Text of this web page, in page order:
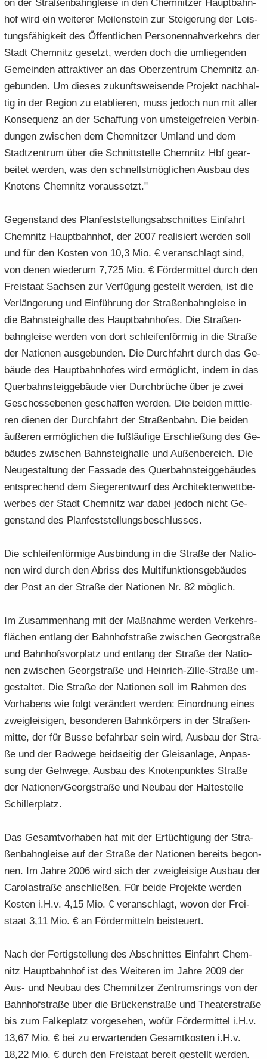
on der Stra­ßen­bahn­glei­se in den Chem­nit­zer Haupt­bahn­
hof wird ein wei­te­rer Mei­len­stein zur Stei­ge­rung der Leis­
tungs­fä­hig­keit des Öf­fent­li­chen Per­so­nen­nah­ver­kehrs der
Stadt Chem­nitz ge­setzt, wer­den doch die um­lie­gen­den
Ge­mein­den at­trak­ti­ver an das Ober­zen­trum Chem­nitz an­
ge­bun­den. Um die­ses zu­kunfts­wei­sen­de Pro­jekt nach­hal­
tig in der Re­gi­on zu eta­blie­ren, muss je­doch nun mit aller
Kon­se­quenz an der Schaf­fung von um­stei­ge­frei­en Ver­bin­
dun­gen zwi­schen dem Chem­nit­zer Um­land und dem
Stadt­zen­trum über die Schnitt­stel­le Chem­nitz Hbf ge­ar­
bei­tet wer­den, was den schnellst­mög­li­chen Aus­bau des
Kno­tens Chem­nitz vor­aus­setzt."
Ge­gen­stand des Plan­fest­stel­lungs­ab­schnit­tes Ein­fahrt
Chem­nitz Haupt­bahn­hof, der 2007 rea­li­siert wer­den soll
und für den Kos­ten von 10,3 Mio. € ver­an­schlagt sind,
von denen wie­der­um 7,725 Mio. € För­der­mit­tel durch den
Frei­staat Sach­sen zur Ver­fü­gung ge­stellt wer­den, ist die
Ver­län­ge­rung und Ein­füh­rung der Stra­ßen­bahn­glei­se in
die Bahn­steig­hal­le des Haupt­bahn­ho­fes. Die Stra­ßen­
bahn­glei­se wer­den von dort schlei­fen­för­mig in die Stra­ße
der Na­tio­nen aus­ge­bun­den. Die Durch­fahrt durch das Ge­
bäu­de des Haupt­bahn­ho­fes wird er­mög­licht, indem in das
Quer­bahn­steig­ge­bäu­de vier Durch­brü­che über je zwei
Ge­schoss­ebe­nen ge­schaf­fen wer­den. Die bei­den mitt­le­
ren die­nen der Durch­fahrt der Stra­ßen­bahn. Die bei­den
äu­ße­ren er­mög­li­chen die fuß­läu­fi­ge Er­schlie­ßung des Ge­
bäu­des zwi­schen Bahn­steig­hal­le und Au­ßen­be­reich. Die
Neu­ge­stal­tung der Fas­sa­de des Quer­bahn­steig­ge­bäu­des
ent­spre­chend dem Sie­ger­ent­wurf des Ar­chi­tek­ten­wett­be­
wer­bes der Stadt Chem­nitz war dabei je­doch nicht Ge­
gen­stand des Plan­fest­stel­lungs­be­schlus­ses.
Die schlei­fen­för­mi­ge Aus­bin­dung in die Stra­ße der Na­tio­
nen wird durch den Ab­riss des Mul­ti­funk­ti­ons­ge­bäu­des
der Post an der Stra­ße der Na­tio­nen Nr. 82 mög­lich.
Im Zu­sam­men­hang mit der Maß­nah­me wer­den Ver­kehrs­
flä­chen ent­lang der Bahn­hof­stra­ße zwi­schen Ge­org­stra­ße
und Bahn­hofs­vor­platz und ent­lang der Stra­ße der Na­tio­
nen zwi­schen Ge­org­stra­ße und Heinrich-​Zille-Straße um­
ge­stal­tet. Die Stra­ße der Na­tio­nen soll im Rah­men des
Vor­ha­bens wie folgt ver­än­dert wer­den: Ein­ord­nung eines
zwei­glei­si­gen, be­son­de­ren Bahn­kör­pers in der Stra­ßen­
mit­te, der für Busse be­fahr­bar sein wird, Aus­bau der Stra­
ße und der Rad­we­ge beid­sei­tig der Gleis­an­la­ge, An­pas­
sung der Geh­we­ge, Aus­bau des Kno­ten­punk­tes Stra­ße
der Na­tio­nen/Ge­org­stra­ße und Neu­bau der Hal­te­stel­le
Schil­ler­platz.
Das Ge­samt­vor­ha­ben hat mit der Er­tüch­ti­gung der Stra­
ßen­bahn­glei­se auf der Stra­ße der Na­tio­nen be­reits be­gon­
nen. Im Jahre 2006 wird sich der zwei­glei­si­ge Aus­bau der
Ca­ro­la­stra­ße an­schlie­ßen. Für beide Pro­jek­te wer­den
Kos­ten i.H.v. 4,15 Mio. € ver­an­schlagt, wovon der Frei­
staat 3,11 Mio. € an För­der­mit­teln bei­steu­ert.
Nach der Fer­tig­stel­lung des Ab­schnit­tes Ein­fahrt Chem­
nitz Haupt­bahn­hof ist des Wei­te­ren im Jahre 2009 der
Aus- und Neu­bau des Chem­nit­zer Zen­trums­rings von der
Bahn­hof­stra­ße über die Brü­cken­stra­ße und Thea­ter­stra­ße
bis zum Fal­keplatz vor­ge­se­hen, wofür För­der­mit­tel i.H.v.
13,67 Mio. € bei zu er­war­ten­den Ge­samt­kos­ten i.H.v.
18,22 Mio. € durch den Frei­staat be­reit ge­stellt wer­den.